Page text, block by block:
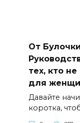
От
тех, кто
для
Давайте
коротка,